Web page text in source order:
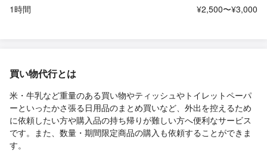
1時間 ¥2,500〜¥3,000
買い物代行とは
米・牛乳など重量のある買い物やティッシュやトイレットペーパ
ーといったかさ張る日用品のまとめ買いなど、外出を控えるため
に依頼したい方や購入品の持ち帰りが難しい方へ便利なサービス
です。また、数量・期間限定商品の購入も依頼することができま
す。